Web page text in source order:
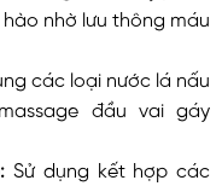
nhờ lưu thông máu
các loại nước lá nấu
đầu vai gáy
Sử dụng kết hợp các